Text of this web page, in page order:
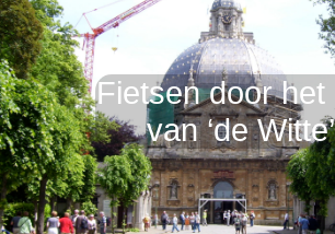
Fietsen door het
van ‘de